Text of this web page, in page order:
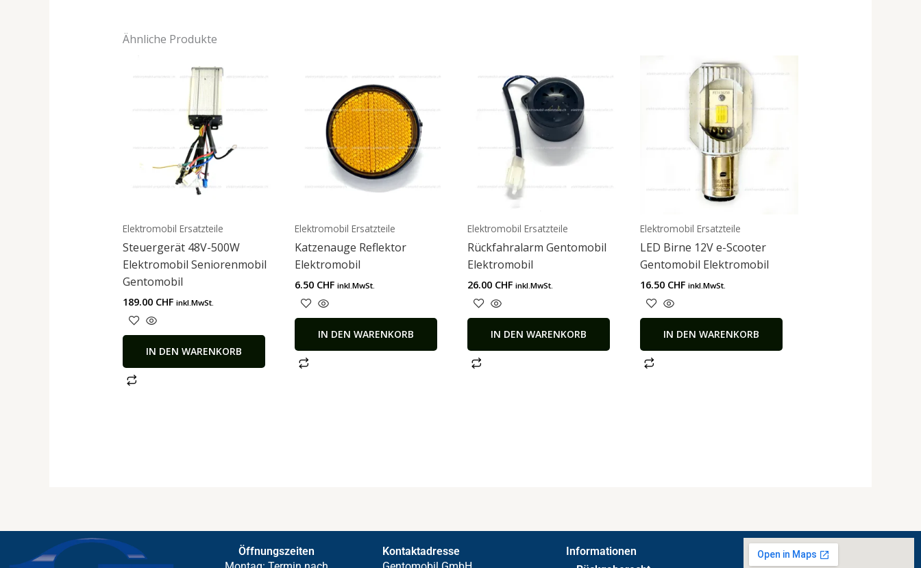
Ähnliche Produkte
Elektromobil Ersatzteile
Steuergerät 48V-500W
Elektromobil Seniorenmobil
Gentomobil
189.00 CHF inkl.MwSt.
IN DEN WARENKORB
Elektromobil Ersatzteile
Katzenauge Reflektor
Elektromobil
6.50 CHF inkl.MwSt.
IN DEN WARENKORB
Elektromobil Ersatzteile
Rückfahralarm Gentomobil
Elektromobil
26.00 CHF inkl.MwSt.
IN DEN WARENKORB
Elektromobil Ersatzteile
LED Birne 12V e-Scooter
Gentomobil Elektromobil
16.50 CHF inkl.MwSt.
IN DEN WARENKORB
Öffnungszeiten
Kontaktadresse
Informationen